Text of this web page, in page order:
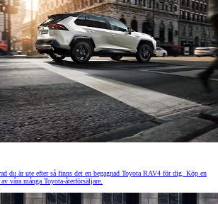
du är ute efter så finns det en begagnad Toyota RAV4 för dig. Köp en
våra många Toyota-återförsäljare.